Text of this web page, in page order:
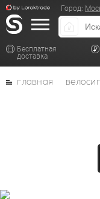
Город:
Бесплатная
доставка
главная